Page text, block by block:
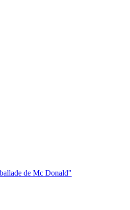
de Mc Donald"